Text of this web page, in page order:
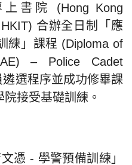
書院 (Hong Kong
合辦全日制「應
練」課程 (Diploma of
– Police Cadet
選程序並成功修畢課
接受基礎訓練。
憑 - 學警預備訓練」